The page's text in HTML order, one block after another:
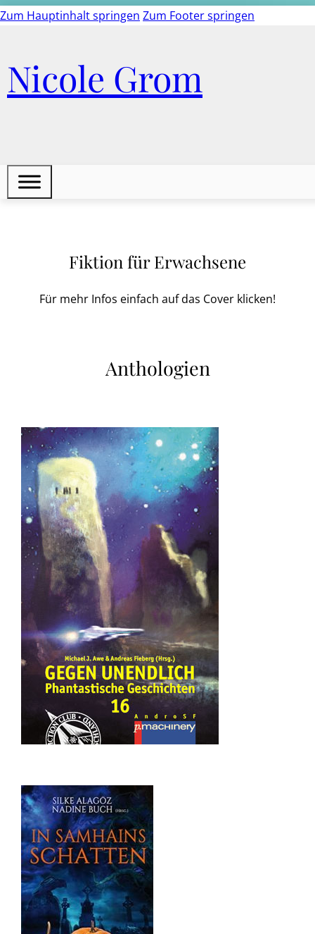
Zum Hauptinhalt springen Zum Footer springen
Nicole Grom
Fiktion für Erwachsene
Für mehr Infos einfach auf das Cover klicken!
Anthologien